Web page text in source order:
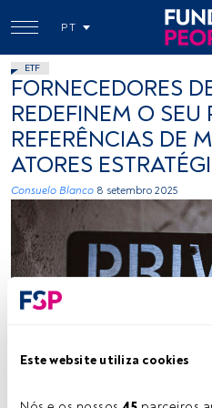
Este website utiliza cookies
PT
ETF
FORNECEDORES
REDEFINEM O SEU
REFERÊNCIAS DE
ATORES
Consuelo Blanco 8 setembro 2025
Créditos: Tim Mossholder (Unsplash)